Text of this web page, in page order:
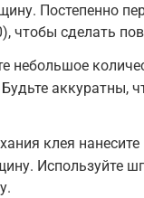
Постепенно
чтобы сделать
небольшое
аккуратны,
клея
Используйте